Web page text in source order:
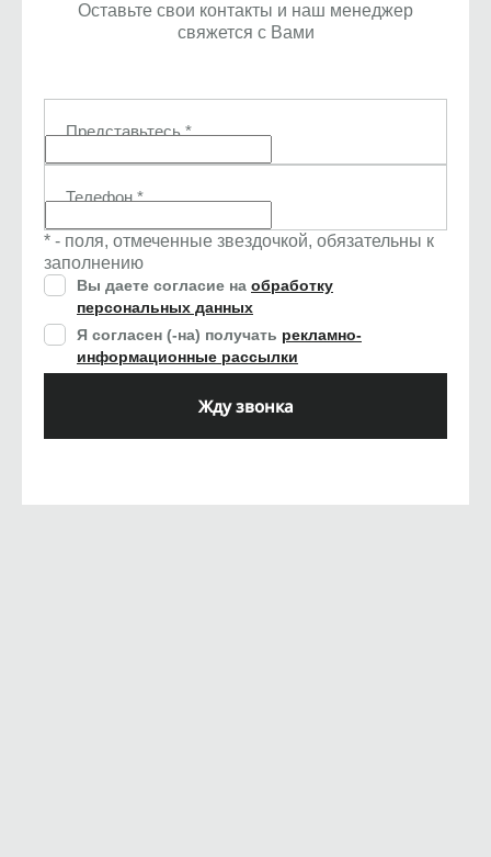
Оставьте свои контакты и наш менеджер
свяжется с Вами
Представьтесь*
Телефон*
* - поля, отмеченные звездочкой, обязательны к
заполнению
Вы даете согласие на обработку
персональных данных
Я согласен (-на) получать рекламно-
информационные рассылки
Жду звонка